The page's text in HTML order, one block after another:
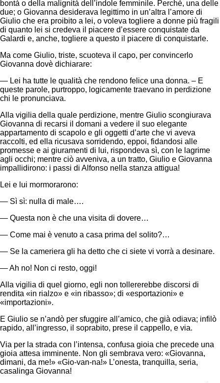
bontà o della malignità dell’indole femminile. Perchè, una delle
due; o Giovanna desiderava legittimo in un’altra l’amore di
Giulio che era proibito a lei, o voleva togliere a donne più fragili
di quanto lei si credeva il piacere d’essere conquistate da
Galardi e, anche, togliere a questo il piacere di conquistarle.
Ma come Giulio, triste, scuoteva il capo, per convincerlo
Giovanna dovè dichiarare:
— Lei ha tutte le qualità che rendono felice una donna. – E
queste parole, purtroppo, logicamente traevano in perdizione
chi le pronunciava.
Alla vigilia della quale perdizione, mentre Giulio scongiurava
Giovanna di recarsi il domani a vedere il suo elegante
appartamento di scapolo e gli oggetti d’arte che vi aveva
raccolti, ed ella ricusava sorridendo, eppoi, fidandosi alle
promesse e ai giuramenti di lui, rispondeva sì, con le lagrime
agli occhi; mentre ciò avveniva, a un tratto, Giulio e Giovanna
impallidirono: i passi di Alfonso nella stanza attigua!
Lei e lui mormorarono:
— Sì sì: nulla di male….
— Questa non è che una visita di dovere…
— Come mai è venuto a casa prima del solito?…
— Se la cameriera gli ha detto che ci siete vi vorrà a desinare.
— Ah no! Non ci resto, oggi!
Alla vigilia di quel giorno, egli non tollererebbe discorsi di
rendita «in rialzo» e «in ribasso»; di «esportazioni» e
«importazioni».
E Giulio se n’andò per sfuggire all’amico, che già odiava; infilò
rapido, all’ingresso, il soprabito, prese il cappello, e via.
Via per la strada con l’intensa, confusa gioia che precede una
gioia attesa imminente. Non gli sembrava vero: «Giovanna,
dimani, da me!» «Gio-van-na!» L’onesta, tranquilla, seria,
casalinga Giovanna!